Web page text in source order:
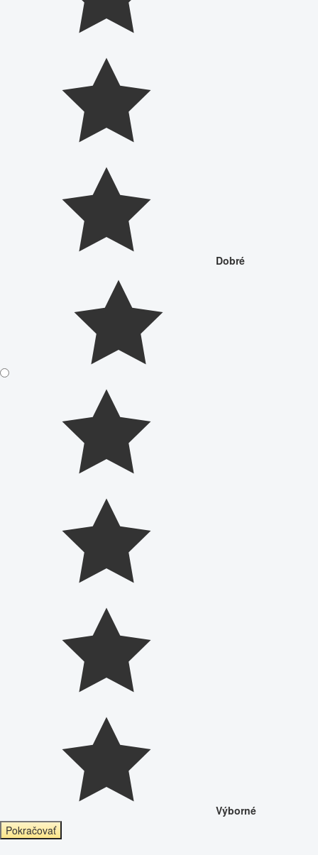
Dobré
Výborné
Pokračovať